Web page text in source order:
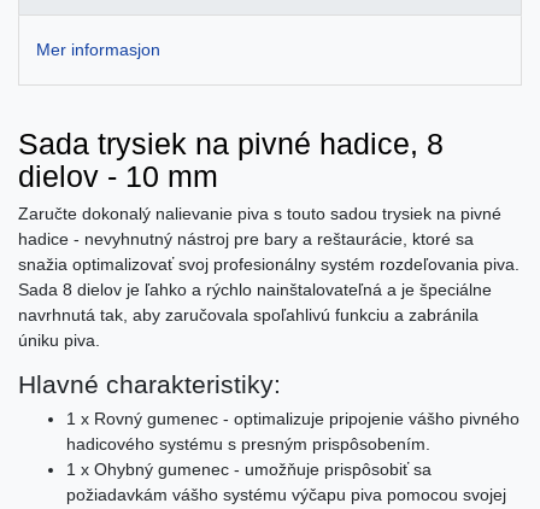
Mer informasjon
Sada trysiek na pivné hadice, 8
dielov - 10 mm
Zaručte dokonalý nalievanie piva s touto sadou trysiek na pivné
hadice - nevyhnutný nástroj pre bary a reštaurácie, ktoré sa
snažia optimalizovať svoj profesionálny systém rozdeľovania piva.
Sada 8 dielov je ľahko a rýchlo nainštalovateľná a je špeciálne
navrhnutá tak, aby zaručovala spoľahlivú funkciu a zabránila
úniku piva.
Hlavné charakteristiky:
1 x Rovný gumenec - optimalizuje pripojenie vášho pivného
hadicového systému s presným prispôsobením.
1 x Ohybný gumenec - umožňuje prispôsobiť sa
požiadavkám vášho systému výčapu piva pomocou svojej